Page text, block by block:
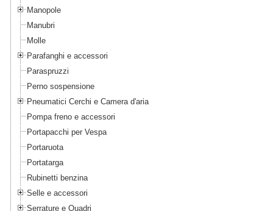
Manopole
Manubri
Molle
Parafanghi e accessori
Paraspruzzi
Perno sospensione
Pneumatici Cerchi e Camera d'aria
Pompa freno e accessori
Portapacchi per Vespa
Portaruota
Portatarga
Rubinetti benzina
Selle e accessori
Serrature e Quadri